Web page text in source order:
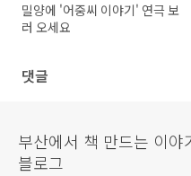
밀양에 '어중씨 이야기' 연극 보
러 오세요
댓글
부산에서 책 만드는 이
블로그